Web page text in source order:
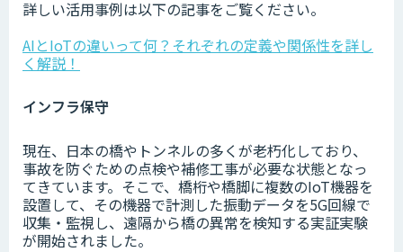
詳しい活用事例は以下の記事をご覧ください。
AIとIoTの違いって何？それぞれの定義や関係性を詳し
く解説！
インフラ保守
現在、日本の橋やトンネルの多くが老朽化しており、
事故を防ぐための点検や補修工事が必要な状態となっ
てきています。そこで、橋桁や橋脚に複数のIoT機器を
設置して、その機器で計測した振動データを5G回線で
収集・監視し、遠隔から橋の異常を検知する実証実験
が開始されました。